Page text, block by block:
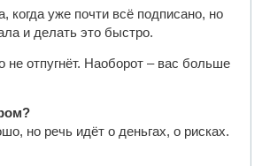
когда уже почти всё подписано, но
и делать это быстро.
не отпугнёт. Наоборот – вас больше
но речь идёт о деньгах, о рисках.